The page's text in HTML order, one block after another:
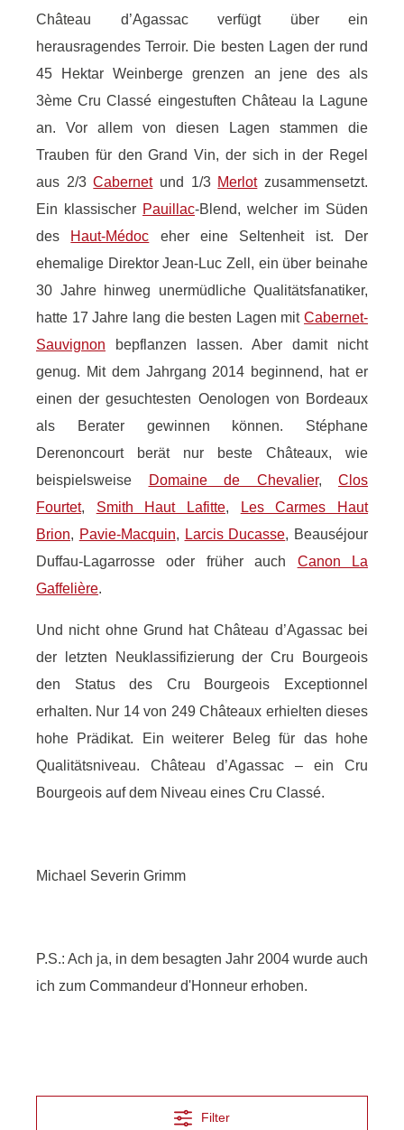
Château d’Agassac verfügt über ein
herausragendes Terroir. Die besten Lagen der rund
45 Hektar Weinberge grenzen an jene des als
3ème Cru Classé eingestuften Château la Lagune
an. Vor allem von diesen Lagen stammen die
Trauben für den Grand Vin, der sich in der Regel
aus 2/3Cabernetund 1/3 Merlotzusammensetzt.
Ein klassischer Pauillac-Blend, welcher im Süden
des Haut-Médoc eher eine Seltenheit ist. Der
ehemalige Direktor Jean-Luc Zell, ein über beinahe
30 Jahre hinweg unermüdliche Qualitätsfanatiker,
hatte 17 Jahre lang die besten Lagen mit Cabernet-
Sauvignon bepflanzen lassen. Aber damit nicht
genug. Mit dem Jahrgang 2014 beginnend, hat er
einen der gesuchtesten Oenologen von Bordeaux
als Berater gewinnen können. Stéphane
Derenoncourt berät nur beste Châteaux, wie
beispielsweise
Domaine de Chevalier, Clos
Fourtet, Smith Haut Lafitte,
Les Carmes Haut
Brion, Pavie-Macquin, Larcis Ducasse, Beauséjour
Duffau-Lagarrosse oder früher auch Canon La
Gaffelière.
Und nicht ohne Grund hat Château d’Agassac bei
der letzten Neuklassifizierung der Cru Bourgeois
den Status des Cru Bourgeois Exceptionnel
erhalten. Nur 14 von 249 Châteaux erhielten dieses
hohe Prädikat. Ein weiterer Beleg für das hohe
Qualitätsniveau. Château d’Agassac – ein Cru
Bourgeois auf dem Niveau eines Cru Classé.
Michael Severin Grimm
P.S.: Ach ja, in dem besagten Jahr 2004 wurde auch
ich zum Commandeur d'Honneur erhoben.
Filter